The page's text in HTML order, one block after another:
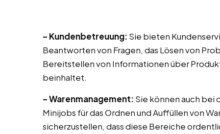
– Kundenbetreuung: Sie bieten
Beantworten von Fragen, das Lösen von
Bereitstellen von Informationen über
beinhaltet.
– Warenmanagement: Sie können auch bei
Minijobs für das Ordnen und Auffüllen von
sicherzustellen, dass diese Bereiche